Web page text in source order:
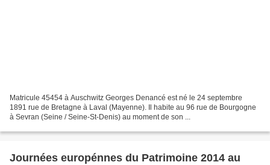
Matricule 45454 à Auschwitz Georges Denancé est né le 24 septembre
1891 rue de Bretagne à Laval (Mayenne). Il habite au 96 rue de Bourgogne
à Sevran (Seine / Seine-St-Denis) au moment de son ...
Journées europénnes du Patrimoine 2014 au